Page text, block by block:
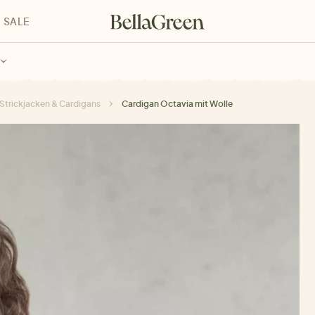
für Kinder
SALE
Strickjacken & Cardigans Cardigan Octavia mit Wolle